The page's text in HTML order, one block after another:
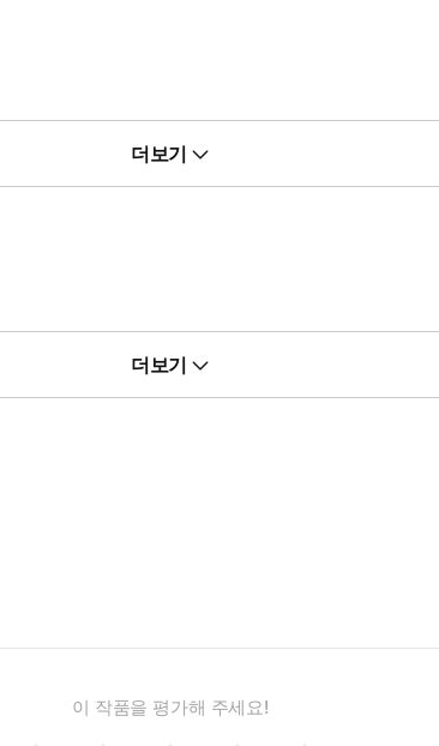
부터 ‘산화도’, ‘홍배(로스팅)’ 등을 달리하여 꽃향,
과학을 소개한다.
더보기
더보기
이 작품을 평가해 주세요!